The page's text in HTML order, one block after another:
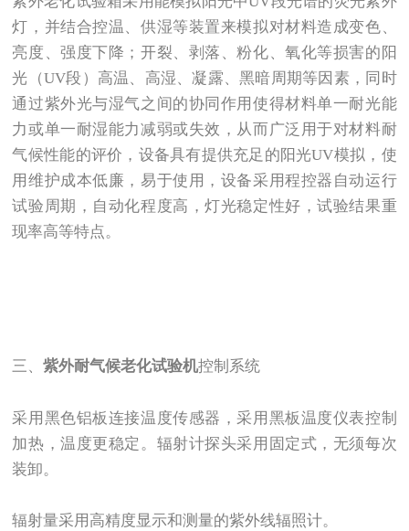
灯，并结合控温、供湿等装置来模拟对材料造成变色、
亮度、强度下降；开裂、剥落、粉化、氧化等损害的阳
光（UV段）高温、高湿、凝露、黑暗周期等因素，同时
通过紫外光与湿气之间的协同作用使得材料单一耐光能
力或单一耐湿能力减弱或失效，从而广泛用于对材料耐
气候性能的评价，设备具有提供充足的阳光UV模拟，使
用维护成本低廉，易于使用，设备采用程控器自动运行
试验周期，自动化程度高，灯光稳定性好，试验结果重
现率高等特点。
三、紫外耐气候老化试验机控制系统
采用黑色铝板连接温度传感器，采用黑板温度仪表控制
加热，温度更稳定。辐射计探头采用固定式，无须每次
装卸。
辐射量采用高精度显示和测量的紫外线辐照计。